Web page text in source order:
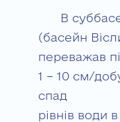
В
(басейн
переважав
1 – 10 см/
спад
рівнів води